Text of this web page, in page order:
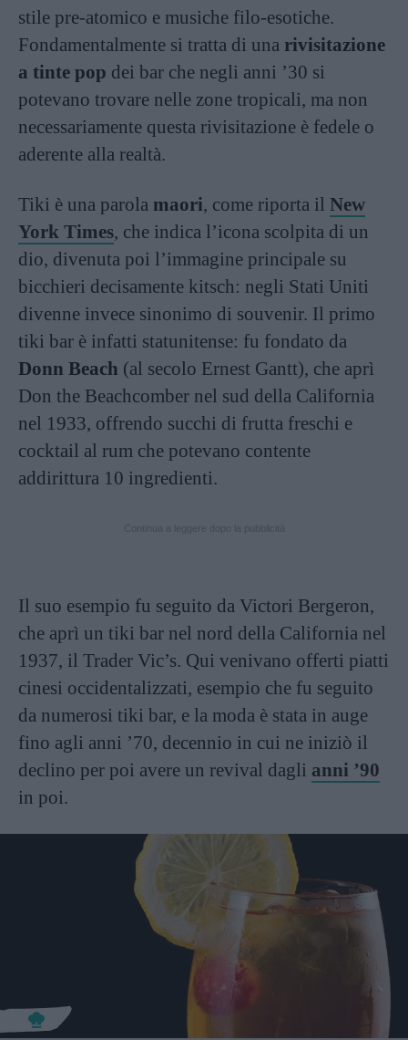
stile pre-atomico e musiche filo-esotiche.
Fondamentalmente si tratta di una rivisitazione
a tinte pop dei bar che negli anni ’30 si
potevano trovare nelle zone tropicali, ma non
necessariamente questa rivisitazione è fedele o
aderente alla realtà.
Tiki è una parola maori, come riporta il New
York Times, che indica l’icona scolpita di un
dio, divenuta poi l’immagine principale su
bicchieri decisamente kitsch: negli Stati Uniti
divenne invece sinonimo di souvenir. Il primo
tiki bar è infatti statunitense: fu fondato da
Donn Beach (al secolo Ernest Gantt), che aprì
Don the Beachcomber nel sud della California
nel 1933, offrendo succhi di frutta freschi e
cocktail al rum che potevano contente
addirittura 10 ingredienti.
Il suo esempio fu seguito da Victori Bergeron,
che aprì un tiki bar nel nord della California nel
1937, il Trader Vic’s. Qui venivano offerti piatti
cinesi occidentalizzati, esempio che fu seguito
da numerosi tiki bar, e la moda è stata in auge
fino agli anni ’70, decennio in cui ne iniziò il
declino per poi avere un revival dagli anni ’90
in poi.